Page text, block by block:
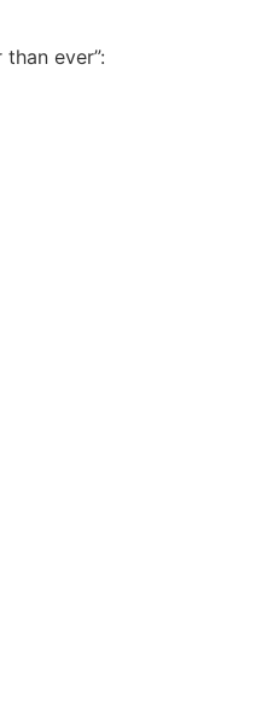
ever”: